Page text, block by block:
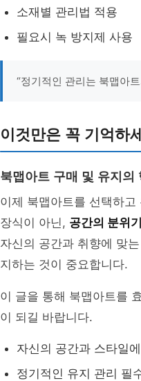
소재별 관리법 적용
필요시 녹 방지제 사용
“정기적인 관리는 북맵아
이것만은 꼭 기억하
북맵아트 구매 및 유지의
이제 북맵아트를 선택하
장식이 아닌, 공간의 분위기
자신의 공간과 취향에 맞
지하는 것이 중요합니다.
이 글을 통해 북맵아트를
이 되길 바랍니다.
자신의 공간과 스타일
정기적인 유지 관리 필